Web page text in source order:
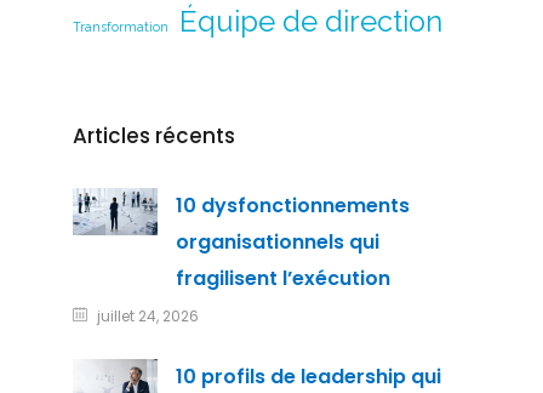
Transformation Équipe de direction
Articles récents
10 dysfonctionnements
organisationnels qui
fragilisent l’exécution
juillet 24, 2026
10 profils de leadership qui